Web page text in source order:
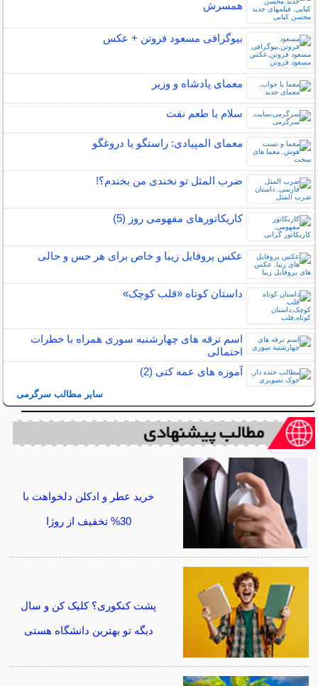
همسرش
بیوگرافی مسعود فروتن + عکس
معمای پادشاه و وزیر
سلام با طعم نفت
معمای المپیادی: راستگو یا دروغگو
ضرب المثل تو نخندی من بخندم؟!
کاریکاتورهای مفهومی روز (5)
عکس پروفایل زیبا و خاص برای هر حس و حالی
داستان کوتاه «قلب کوچک»
اسم ترقه های چهارشنبه سوری همراه با خطرات
احتمالی
آموزه های عمه کتی (2)
سایر مطالب سرگرمی
خرید عطر و ادکلن دلخواهت با
30% تخفیف از روژا
پشت کنکوری؟ کلیک کن و سال
دیگه تو بهترین دانشگاه هستی